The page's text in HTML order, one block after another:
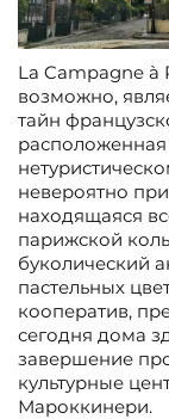
La Campagne à
возможно,
тайн
невероятно
находящаяся
парижской
буколический
пастельных
кооператив,
сегодня дома
завершение
культурные
Мароккинери.